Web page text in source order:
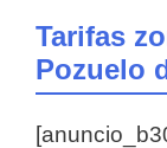
Tarifas
Pozuelo